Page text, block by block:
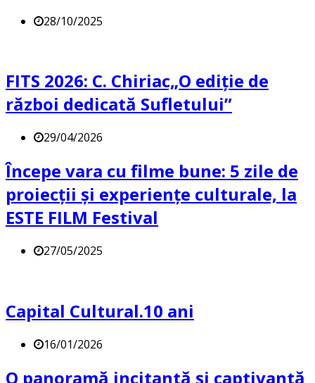
28/10/2025
FITS 2026: C. Chiriac„O ediție de
război dedicată Sufletului”
29/04/2026
Începe vara cu filme bune: 5 zile de
proiecții și experiențe culturale, la
ESTE FILM Festival
27/05/2025
Capital Cultural.10 ani
16/01/2026
O panoramă incitantă și captivantă